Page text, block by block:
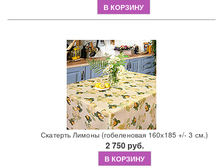
В КОРЗИНУ
Скатерть Лимоны (гобеленовая 160х185 +/- 3 см.)
2 750 руб.
В КОРЗИНУ